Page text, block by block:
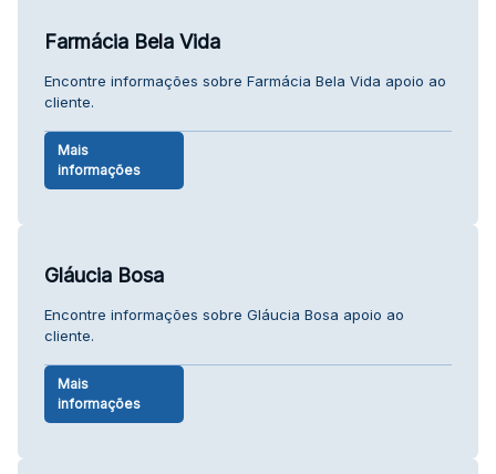
Farmácia Bela Vida
Encontre informações sobre Farmácia Bela Vida apoio ao
cliente.
Mais
informações
Gláucia Bosa
Encontre informações sobre Gláucia Bosa apoio ao
cliente.
Mais
informações